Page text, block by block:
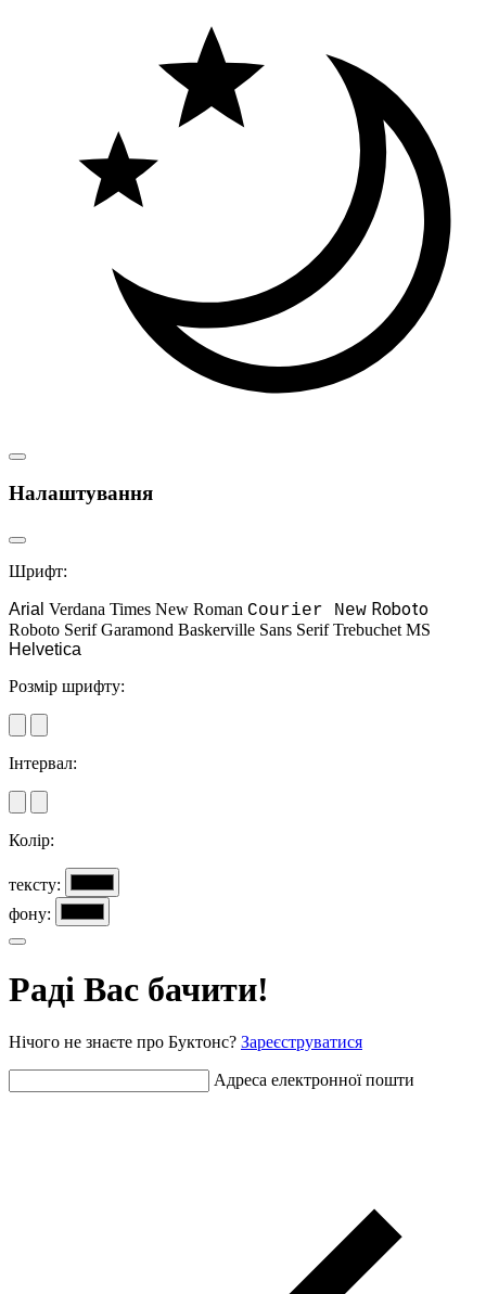
Налаштування
Шрифт:
Arial Verdana Times New Roman Courier New Roboto
Roboto Serif Garamond Baskerville Sans Serif Trebuchet MS
Helvetica
Розмір шрифту:
Інтервал:
Колір:
тексту:
фону:
Раді Вас бачити!
Нічого не знаєте про Буктонс? Зареєструватися
Адреса електронної пошти